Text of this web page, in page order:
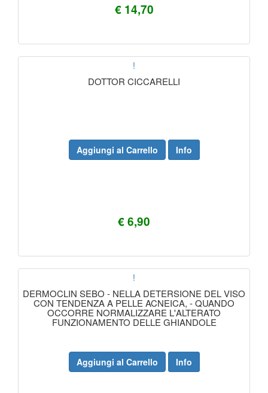
€ 14,70
!
DOTTOR CICCARELLI
€ 6,90
Aggiungi al Carrello Info
!
DERMOCLIN SEBO - NELLA DETERSIONE DEL VISO
CON TENDENZA A PELLE ACNEICA, - QUANDO
OCCORRE NORMALIZZARE L'ALTERATO
FUNZIONAMENTO DELLE GHIANDOLE
Aggiungi al Carrello Info